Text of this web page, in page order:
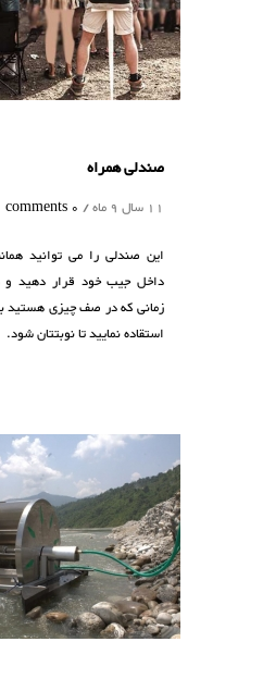
صندلی همراه
11 سال 9 ماه /
0 comments
این صندلی را می توانید
داخل جیب خود قرار دهید و
زمانی که در صف چیزی هستید
استقاده نمایید تا نوبتتان شود.